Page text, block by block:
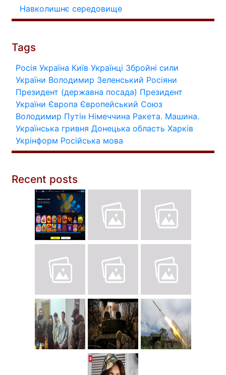
Навколишнє середовище
Tags
Росія Україна Київ Українці Збройні сили
України Володимир Зеленський Росіяни
Президент (державна посада) Президент
України Європа Європейський Союз
Володимир Путін Німеччина Ракета. Машина.
Українська гривня Донецька область Харків
Укрінформ Російська мова
Recent posts